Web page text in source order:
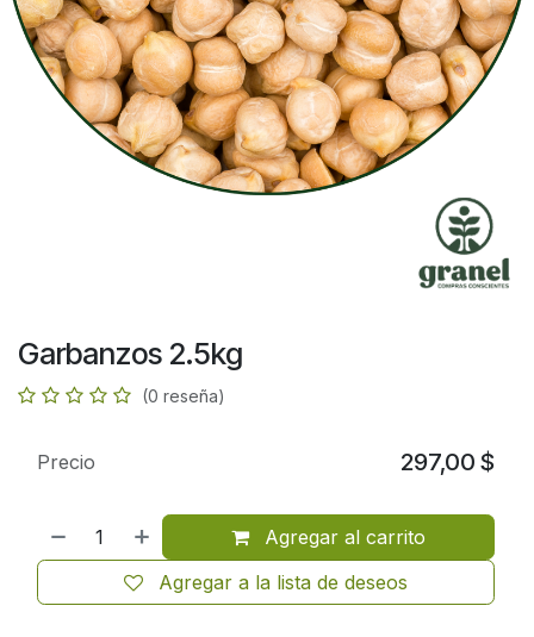
Garbanzos 2.5kg
(0 reseña)
Agregar al carrito
Agregar a la lista de deseos
Precio 297,00 $